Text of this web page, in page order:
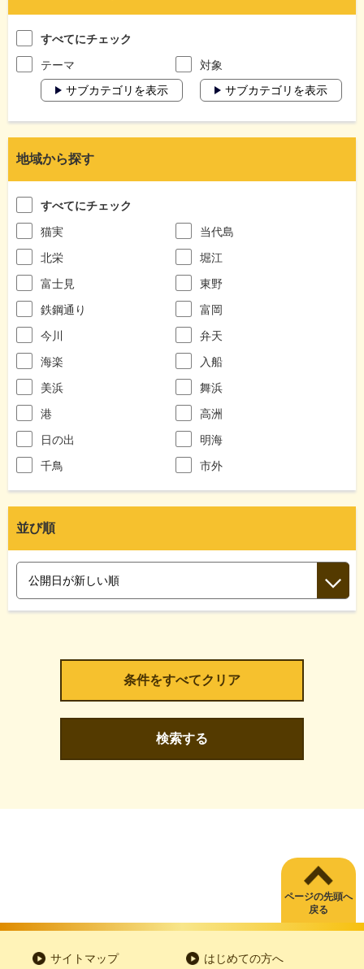
すべてにチェック
テーマ
サブカテゴリを表示
対象
サブカテゴリを表示
地域から探す
すべてにチェック
猫実
当代島
北栄
堀江
富士見
東野
鉄鋼通り
富岡
今川
弁天
海楽
入船
美浜
舞浜
港
高洲
日の出
明海
千鳥
市外
並び順
検索する
ページの先頭へ
戻る
サイトマップ はじめての方へ